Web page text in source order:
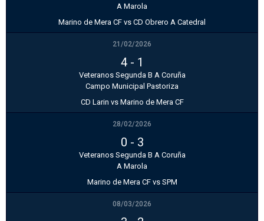
A Marola
Marino de Mera CF vs CD Obrero A Catedral
21/02/2026
4- 1
Veteranos Segunda B A Coruña
Campo Municipal Pastoriza
CD Larin vs Marino de Mera CF
28/02/2026
0 - 3
Veteranos Segunda B A Coruña
A Marola
Marino de Mera CF vs SPM
08/03/2026